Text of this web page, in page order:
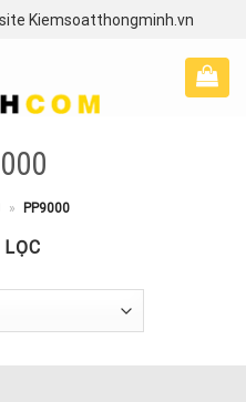
Kiemsoatthongminh.vn
» PP9000
LỌC